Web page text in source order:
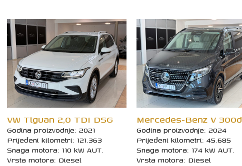
VW Tiguan 2,0 TDI DSG
Godina proizvodnje: 2021
Prijeđeni kilometri: 121.363
Snaga motora: 110 kW AUT.
Vrsta motora: Diesel
Mercedes-Benz V 300d
Godina proizvodnje: 2024
Prijeđeni kilometri: 45.685
Snaga motora: 174 kW AUT.
Vrsta motora: Diesel